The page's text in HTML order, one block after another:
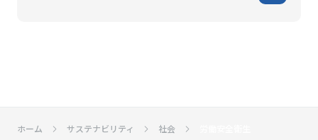
ホーム サステナビリティ 社会